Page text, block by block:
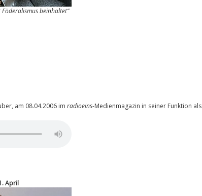
beinhaltet“
am 08.04.2006 im radioeins-Medienmagazin in seiner Funktion als
April